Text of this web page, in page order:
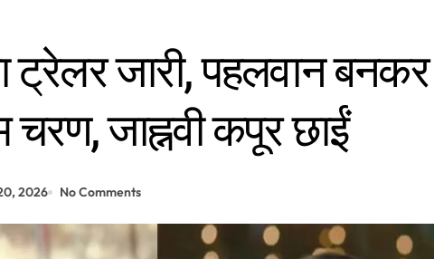
ट्रेलर जारी, पहलवान बनकर
जाह्नवी कपूर छाईं
2026 No Comments